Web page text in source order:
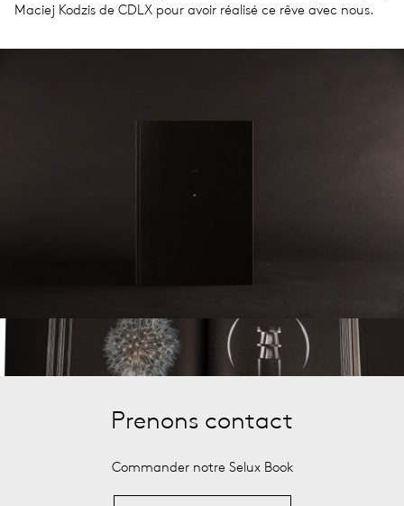
Maciej Kodzis de CDLX pour avoir réa­lisé ce rêve avec nous.
Prenons contact
Commander notre Selux Book